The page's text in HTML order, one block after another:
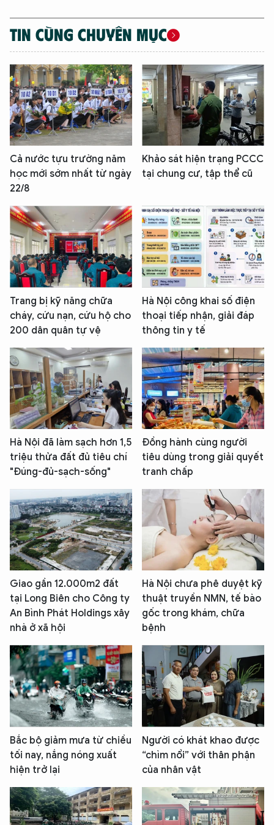
TIN CÙNG CHUYÊN MỤC
Cả nước tựu trường năm
học mới sớm nhất từ ngày
22/8
Khảo sát hiện trạng PCCC
tại chung cư, tập thể cũ
Trang bị kỹ năng chữa
cháy, cứu nạn, cứu hộ cho
200 dân quân tự vệ
Hà Nội công khai số điện
thoại tiếp nhận, giải đáp
thông tin y tế
Hà Nội đã làm sạch hơn 1,5
triệu thửa đất đủ tiêu chí
"Đúng-đủ-sạch-sống"
Đồng hành cùng người
tiêu dùng trong giải quyết
tranh chấp
Giao gần 12.000m2 đất
tại Long Biên cho Công ty
An Bình Phát Holdings xây
nhà ở xã hội
Hà Nội chưa phê duyệt kỹ
thuật truyền NMN, tế bào
gốc trong khám, chữa
bệnh
Bắc bộ giảm mưa từ chiều
tối nay, nắng nóng xuất
hiện trở lại
Người có khát khao được
“chìm nổi” với thân phận
của nhân vật